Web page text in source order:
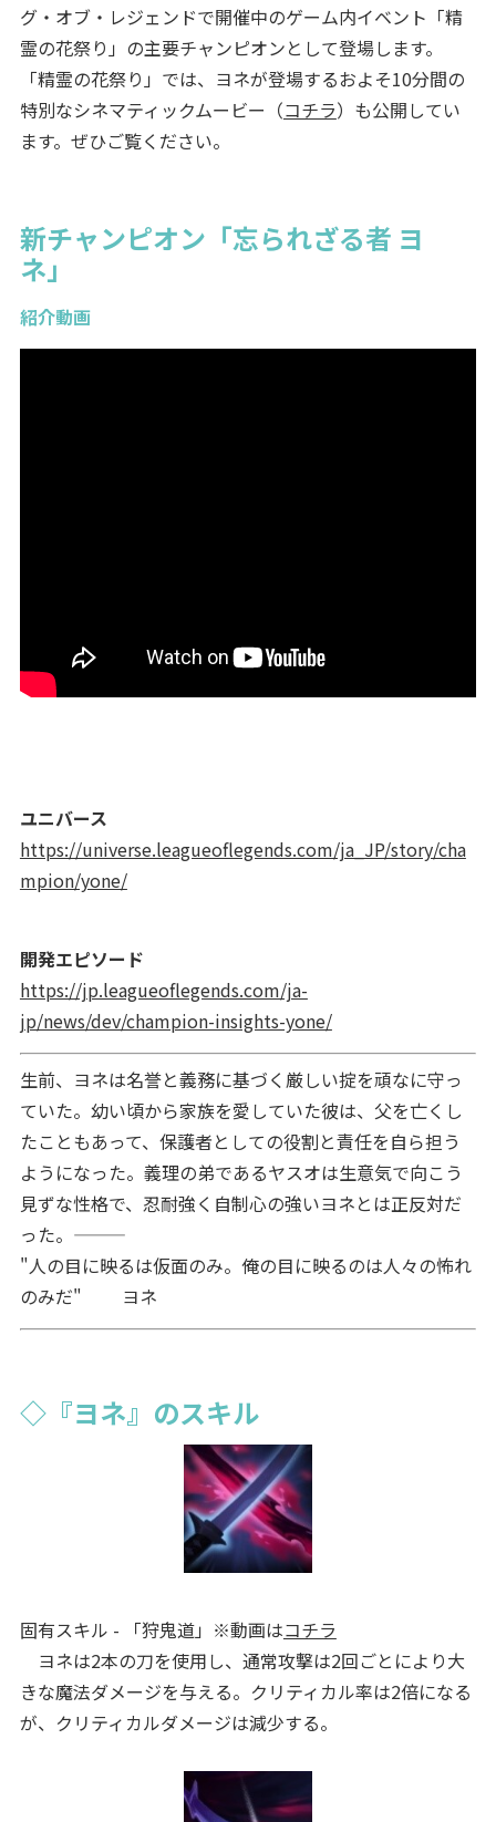
グ・オブ・レジェンドで開催中のゲーム内イベント「精
霊の花祭り」の主要チャンピオンとして登場します。
「精霊の花祭り」では、ヨネが登場するおよそ10分間の
特別なシネマティックムービー（コチラ）も公開してい
ます。ぜひご覧ください。
新チャンピオン「忘られざる者 ヨ
ネ」
紹介動画
ユニバース
https://universe.leagueoflegends.com/ja_JP/story/cha
mpion/yone/
開発エピソード
https://jp.leagueoflegends.com/ja-
jp/news/dev/champion-insights-yone/
生前、ヨネは名誉と義務に基づく厳しい掟を頑なに守っ
ていた。幼い頃から家族を愛していた彼は、父を亡くし
たこともあって、保護者としての役割と責任を自ら担う
ようになった。義理の弟であるヤスオは生意気で向こう
見ずな性格で、忍耐強く自制心の強いヨネとは正反対だ
った。―――
"人の目に映るは仮面のみ。俺の目に映るのは人々の怖れ
のみだ" ヨネ
◇『ヨネ』のスキル
固有スキル - 「狩鬼道」※動画はコチラ
ヨネは2本の刀を使用し、通常攻撃は2回ごとにより大
きな魔法ダメージを与える。クリティカル率は2倍になる
が、クリティカルダメージは減少する。